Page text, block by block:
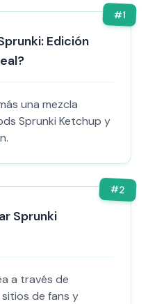
#1
Edición
una mezcla
Sprunki Ketchup y
#2
Sprunki
a través de
de fans y